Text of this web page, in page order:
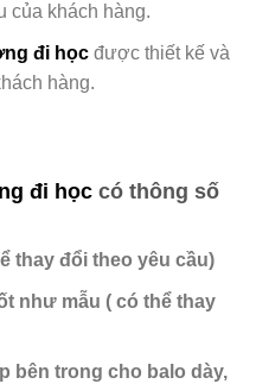
của khách hàng.
đi học được thiết kế và
hàng.
đi học có thông số
thay đổi theo yêu cầu)
như mẫu ( có thể thay
bên trong cho balo dày,